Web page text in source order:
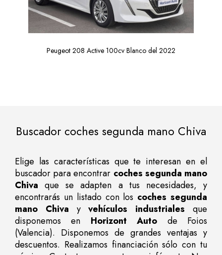
Peugeot 208 Active 100cv Blanco del 2022
Buscador coches segunda mano Chiva
Elige las características que te interesan en el
buscador para encontrar coches segunda mano
Chiva que se adapten a tus necesidades, y
encontrarás un listado con los coches segunda
mano Chiva yvehículos industriales que
disponemos en Horizont Auto de Foios
(Valencia). Disponemos de grandes ventajas y
descuentos. Realizamos financiación sólo con tu